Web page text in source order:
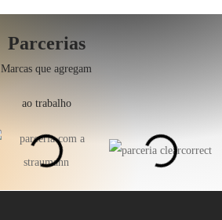
Parcerias
Marcas que agregam
ao trabalho